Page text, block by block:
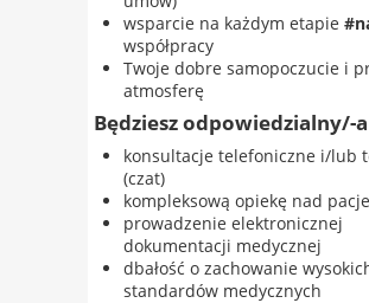
wsparcie na każdym etapie
współpracy
Twoje dobre samopoczucie i
atmosferę
Będziesz odpowiedzialny/-a
konsultacje telefoniczne i/lub
(czat)
kompleksową opiekę nad
prowadzenie elektronicznej
dokumentacji medycznej
dbałość o zachowanie
standardów medycznych